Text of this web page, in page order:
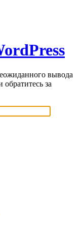
вывода
обратитесь за